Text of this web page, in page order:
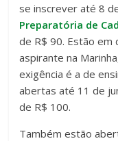
se inscrever até 8
Preparatória de
de R$ 90. Estão em
aspirante na
exigência é a de
abertas até 11 de
de R$ 100.
Também estão